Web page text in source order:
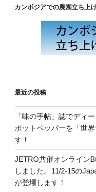
カンボジアでの農園立ち上
最近の投稿
「味の手帖」誌でディ
ポットペッパーを「世
す！
JETRO共催オンライン
しました。11/2-15の
が登場します！